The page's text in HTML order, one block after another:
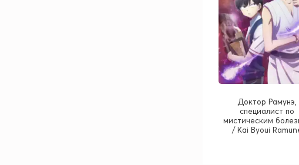
Доктор Рамунэ,
специалист по
мистическим
/ Kai Byoui